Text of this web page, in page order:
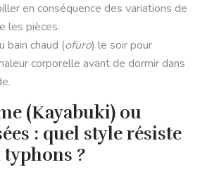
en conséquence des variations de
les pièces.
bain chaud (ofuro) le soir pour
corporelle avant de dormir dans
(Kayabuki) ou
: quel style résiste
?